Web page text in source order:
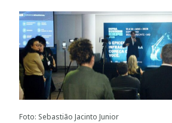
Foto: Sebastião Jacinto Junior